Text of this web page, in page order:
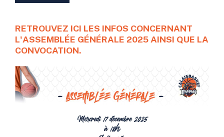
RETROUVEZ ICI LES INFOS CONCERNANT
L'ASSEMBLÉE GÉNÉRALE 2025 AINSI QUE LA
CONVOCATION.